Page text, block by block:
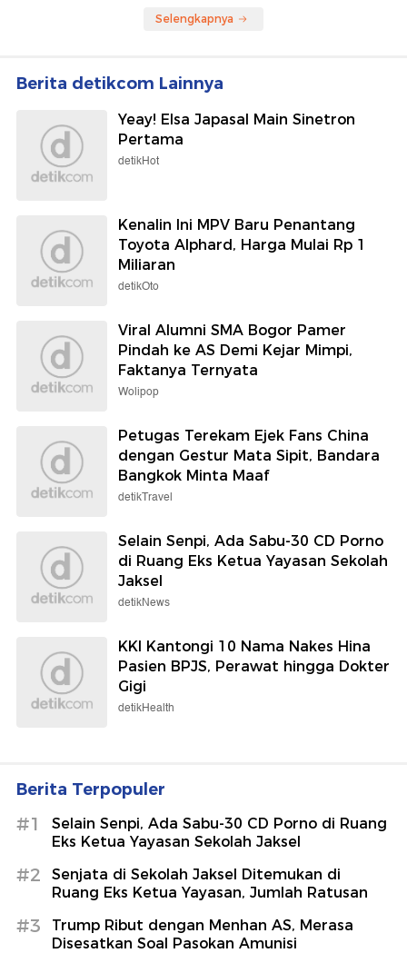
Selengkapnya
Berita detikcom Lainnya
Yeay! Elsa Japasal Main Sinetron
Pertama
detikHot
Kenalin Ini MPV Baru Penantang
Toyota Alphard, Harga Mulai Rp 1
Miliaran
detikOto
Viral Alumni SMA Bogor Pamer
Pindah ke AS Demi Kejar Mimpi,
Faktanya Ternyata
Wolipop
Petugas Terekam Ejek Fans China
dengan Gestur Mata Sipit, Bandara
Bangkok Minta Maaf
detikTravel
Selain Senpi, Ada Sabu-30 CD Porno
di Ruang Eks Ketua Yayasan Sekolah
Jaksel
detikNews
KKI Kantongi 10 Nama Nakes Hina
Pasien BPJS, Perawat hingga Dokter
Gigi
detikHealth
Berita Terpopuler
#1
Selain Senpi, Ada Sabu-30 CD Porno di Ruang
Eks Ketua Yayasan Sekolah Jaksel
#2
Senjata di Sekolah Jaksel Ditemukan di
Ruang Eks Ketua Yayasan, Jumlah Ratusan
#3
Trump Ribut dengan Menhan AS, Merasa
Disesatkan Soal Pasokan Amunisi